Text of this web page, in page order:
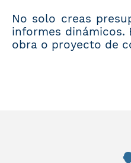
No solo creas
informes
obra o proyecto de